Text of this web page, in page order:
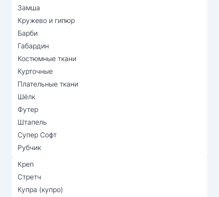
Замша
Кружево и гипюр
Барби
Габардин
Костюмные ткани
Курточные
Плательные ткани
Шёлк
Футер
Штапель
Супер Софт
Рубчик
Креп
Стретч
Купра (купро)